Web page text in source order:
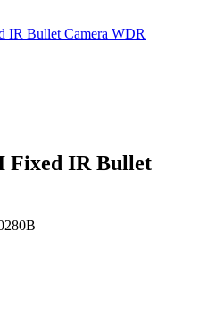
IR Bullet Camera WDR
Fixed IR Bullet